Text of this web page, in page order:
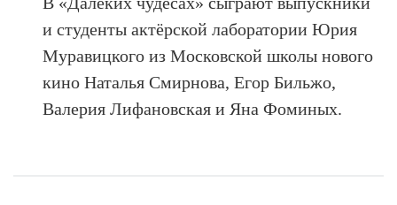
и студенты актëрской лаборатории Юрия
Муравицкого из Московской школы нового
кино Наталья Смирнова, Егор Бильжо,
Валерия Лифановская и Яна Фоминых.